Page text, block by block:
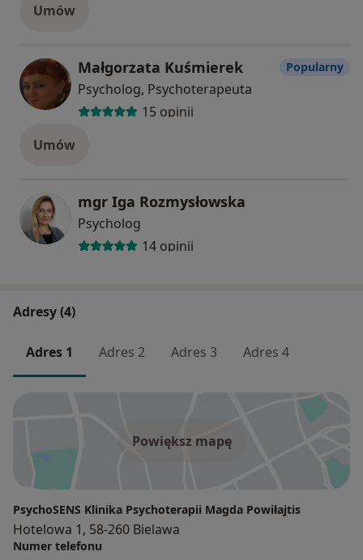
Umów
Małgorzata Kuśmierek
Psycholog, Psychoterapeuta
15 opinii
Popularny
Umów
mgr Iga Rozmysłowska
Psycholog
14 opinii
Adresy (4)
Adres 1 Adres 2 Adres 3 Adres 4
Powiększ mapę
PsychoSENS Klinika Psychoterapii Magda Powiłajtis
Hotelowa 1, 58-260 Bielawa
Numer telefonu